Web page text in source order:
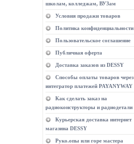
школам, колледжам, ВУЗам
Условия продажи товаров
Политика конфиденциальности
Пользовательское соглашение
Публичная оферта
Доставка заказов из DESSY
Способы оплаты товаров через
интегратор платежей PAYANYWAY
Как сделать заказ на
радиоконструкторы и радиодетали
Курьерская доставка интернет
магазина DESSY
Руко.опы или горе мастера